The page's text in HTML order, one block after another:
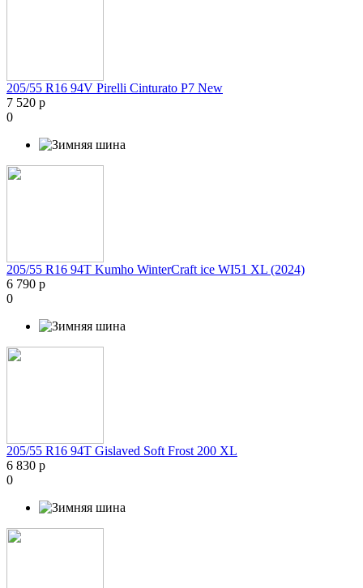
205/55 R16 94V Pirelli Cinturato P7 New
7 520 р
0
205/55 R16 94T Kumho WinterCraft ice WI51 XL (2024)
6 790 р
0
205/55 R16 94T Gislaved Soft Frost 200 XL
6 830 р
0